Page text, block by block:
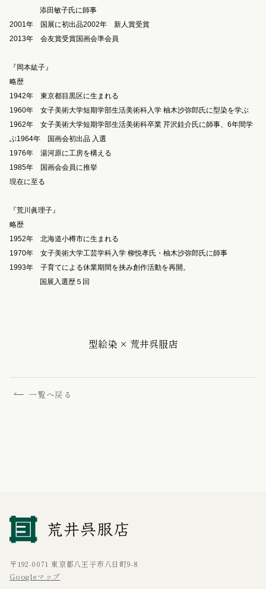
添田敏子氏に師事
2001年 国展に初出品2002年 新人賞受賞
2013年 会友賞受賞国画会準会員
『岡本紘子』
略歴
1942年 東京都目黒区に生まれる
1960年 女子美術大学短期学部生活美術科入学 柚木沙弥郎氏に型染を学ぶ
1962年 女子美術大学短期学部生活美術科卒業 芹沢銈介氏に師事、6年間学
ぶ1964年 国画会初出品 入選
1976年 湯河原に工房を構える
1985年 国画会会員に推挙
現在に至る
『荒川眞理子』
略歴
1952年 北海道小樽市に生まれる
1970年 女子美術大学工芸学科入学 柳悦孝氏・柚木沙弥郎氏に師事
1993年 子育てによる休業期間を挟み創作活動を再開。
国展入選歴５回
型絵染 × 荒井呉服店
一覧へ戻る
〒192-0071 東京都八王子市八日町9-8
Googleマップ